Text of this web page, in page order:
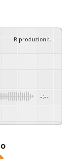
Riproduzioni:-
-:--